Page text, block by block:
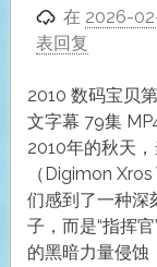
在 2026-
表回复
2010 数码宝贝
文字幕 79集
2010年的秋天
（Digimon
们感到了一种深
子，而是“指挥
的黑暗力量侵蚀